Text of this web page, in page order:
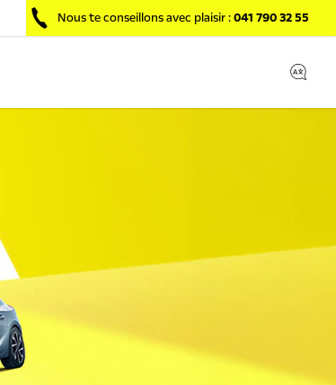
Nous te conseillons avec plaisir :041 790 32 55